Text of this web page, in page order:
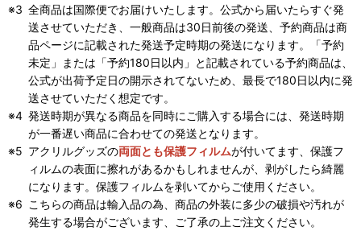
全商品は国際便でお届けいたします。公式から届いたらすぐ発
送させていただき、一般商品は30日前後の発送、予約商品は商
品ページに記載された発送予定時期の発送になります。「予約
未定」または「予約180日以内」と記載されている予約商品は、
公式が出荷予定日の開示されてないため、最長で180日以内に発
送させていただく想定です。
発送時期が異なる商品を同時にご購入する場合には、発送時期
が一番遅い商品に合わせての発送となります。
アクリルグッズの両面とも保護フィルムが付いてます、保護フ
ィルムの表面に擦れがあるかもしれませんが、剥がしたら綺麗
になります。保護フィルムを剥いてからご使用ください。
こちらの商品は輸入品の為、商品の外装に多少の破損や汚れが
発生する場合がございます、ご了承の上ご注文ください。